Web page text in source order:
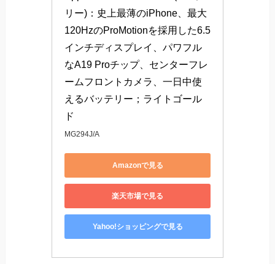
リー)：史上最薄のiPhone、最大
120HzのProMotionを採用した6.5
インチディスプレイ、パワフル
なA19 Proチップ、センターフレ
ームフロントカメラ、一日中使
えるバッテリー；ライトゴール
ド
MG294J/A
Amazonで見る
楽天市場で見る
Yahoo!ショッピングで見る